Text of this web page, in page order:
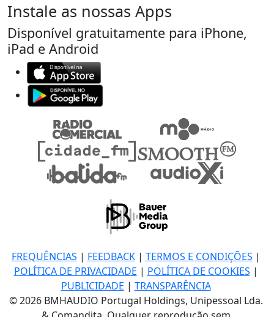
Instale as nossas Apps
Disponível gratuitamente para iPhone,
iPad e Android
FREQUÊNCIAS | FEEDBACK| TERMOS E CONDIÇÕES |
POLÍTICA DE PRIVACIDADE | POLÍTICA DE COOKIES |
PUBLICIDADE | TRANSPARÊNCIA
© 2026 BMHAUDIO Portugal Holdings, Unipessoal Lda.